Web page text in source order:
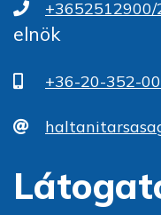
+3652512900/
elnök
+36-20-352-